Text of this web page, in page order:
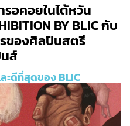
อคอยในไต้หวัน
BY BLIC กับ
ของศิลปินสตรี
ส์
ะดีที่สุดของ BLIC